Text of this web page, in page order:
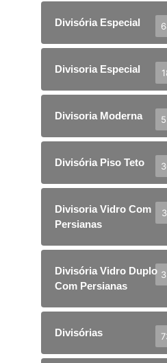
Divisória Especial
Divisoria Especial
Divisoria Moderna
Divisória Piso Teto
Divisoria Vidro Com
Persianas
Divisória Vidro Duplo
Com Persianas
Divisórias